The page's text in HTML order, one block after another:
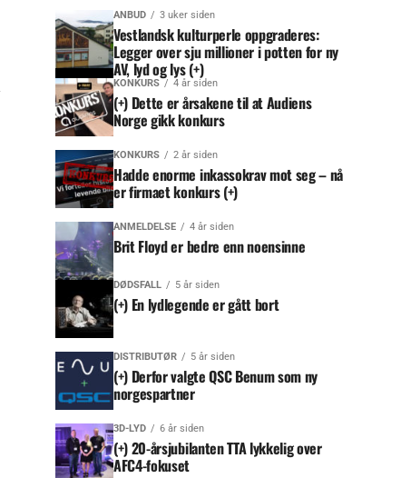
ANBUD 3 uker siden
Vestlandsk kulturperle oppgraderes:
Legger over sju millioner i potten for ny
AV, lyd og lys (+)
KONKURS 4 år siden
(+) Dette er årsakene til at Audiens
Norge gikk konkurs
KONKURS 2 år siden
Hadde enorme inkassokrav mot seg – nå
er firmaet konkurs (+)
ANMELDELSE 4 år siden
Brit Floyd er bedre enn noensinne
DØDSFALL 5 år siden
(+) En lydlegende er gått bort
DISTRIBUTØR 5 år siden
(+) Derfor valgte QSC Benum som ny
norgespartner
3D-LYD 6 år siden
(+) 20-årsjubilanten TTA lykkelig over
AFC4-fokuset